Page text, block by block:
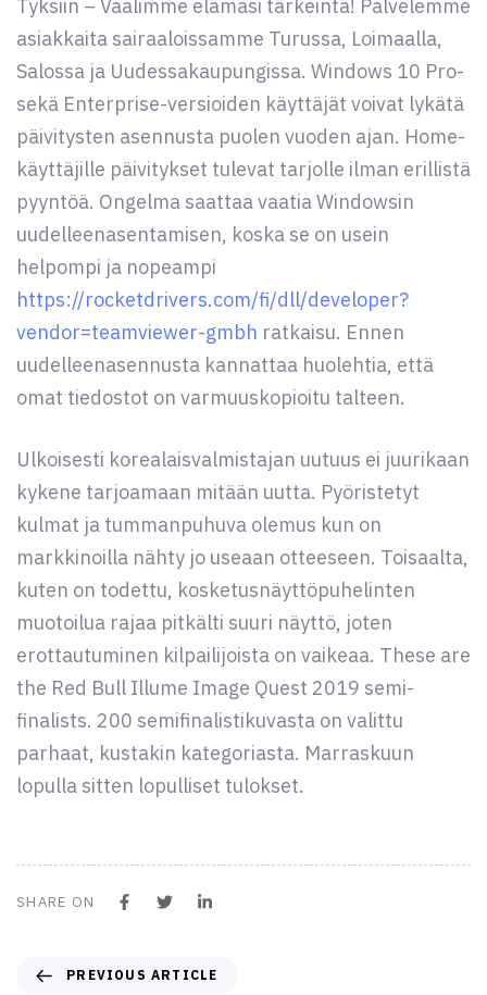
Tyksiin – Vaalimme elämäsi tärkeintä! Palvelemme
asiakkaita sairaaloissamme Turussa, Loimaalla,
Salossa ja Uudessakaupungissa. Windows 10 Pro-
sekä Enterprise-versioiden käyttäjät voivat lykätä
päivitysten asennusta puolen vuoden ajan. Home-
käyttäjille päivitykset tulevat tarjolle ilman erillistä
pyyntöä. Ongelma saattaa vaatia Windowsin
uudelleenasentamisen, koska se on usein
helpompi ja nopeampi
https://rocketdrivers.com/fi/dll/developer?
vendor=teamviewer-gmbh ratkaisu. Ennen
uudelleenasennusta kannattaa huolehtia, että
omat tiedostot on varmuuskopioitu talteen.
Ulkoisesti korealaisvalmistajan uutuus ei juurikaan
kykene tarjoamaan mitään uutta. Pyöristetyt
kulmat ja tummanpuhuva olemus kun on
markkinoilla nähty jo useaan otteeseen. Toisaalta,
kuten on todettu, kosketusnäyttöpuhelinten
muotoilua rajaa pitkälti suuri näyttö, joten
erottautuminen kilpailijoista on vaikeaa. These are
the Red Bull Illume Image Quest 2019 semi-
finalists. 200 semifinalistikuvasta on valittu
parhaat, kustakin kategoriasta. Marraskuun
lopulla sitten lopulliset tulokset.
SHARE ON
PREVIOUS ARTICLE